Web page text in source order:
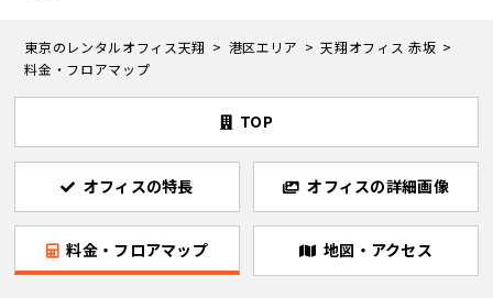
東京のレンタルオフィス天翔 港区エリア
天翔オフィス 赤坂
料金・フロアマップ
TOP
オフィスの特長 オフィスの詳細画像
料金・フロアマップ 地図・アクセス